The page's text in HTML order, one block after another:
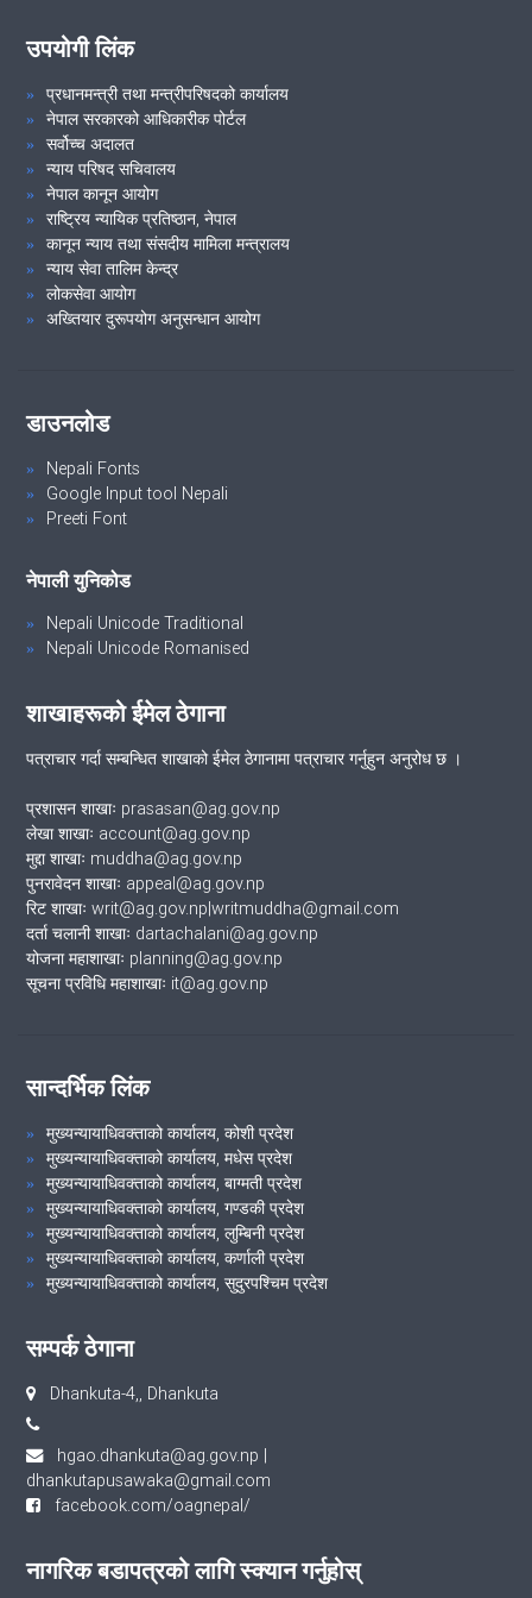
उपयोगी लिंक
प्रधानमन्त्री तथा मन्त्रीपरिषदको कार्यालय
नेपाल सरकारको आधिकारीक पोर्टल
सर्वोच्च अदालत
न्याय परिषद सचिवालय
नेपाल कानून आयोग
राष्ट्रिय न्यायिक प्रतिष्ठान, नेपाल
कानून न्याय तथा संसदीय मामिला मन्त्रालय
न्याय सेवा तालिम केन्द्र
लोकसेवा आयोग
अख्तियार दुरूपयोग अनुसन्धान आयोग
डाउनलोड
Nepali Fonts
Google Input tool Nepali
Preeti Font
नेपाली युनिकोड
Nepali Unicode Traditional
Nepali Unicode Romanised
शाखाहरूको ईमेल ठेगाना
पत्राचार गर्दा सम्बन्धित शाखाको ईमेल ठेगानामा पत्राचार गर्नुहुन अनुरोध छ ।
प्रशासन शाखाः prasasan@ag.gov.np
लेखा शाखाः account@ag.gov.np
मुद्दा शाखाः muddha@ag.gov.np
पुनरावेदन शाखाः appeal@ag.gov.np
रिट शाखाः writ@ag.gov.np|writmuddha@gmail.com
दर्ता चलानी शाखाः dartachalani@ag.gov.np
योजना महाशाखाः planning@ag.gov.np
सूचना प्रविधि महाशाखाः it@ag.gov.np
सान्दर्भिक लिंक
मुख्यन्यायाधिवक्ताको कार्यालय, कोशी प्रदेश
मुख्यन्यायाधिवक्ताको कार्यालय, मधेस प्रदेश
मुख्यन्यायाधिवक्ताको कार्यालय, बाग्मती प्रदेश
मुख्यन्यायाधिवक्ताको कार्यालय, गण्डकी प्रदेश
मुख्यन्यायाधिवक्ताको कार्यालय, लुम्बिनी प्रदेश
मुख्यन्यायाधिवक्ताको कार्यालय, कर्णाली प्रदेश
मुख्यन्यायाधिवक्ताको कार्यालय, सुदुरपश्चिम प्रदेश
सम्पर्क ठेगाना
Dhankuta-4,, Dhankuta
hgao.dhankuta@ag.gov.np |
dhankutapusawaka@gmail.com
facebook.com/oagnepal/
नागरिक बडापत्रको लागि स्क्यान गर्नुहोस्